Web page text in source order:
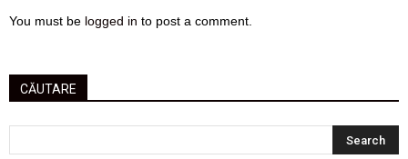
You must be logged in to post a comment.
CĂUTARE